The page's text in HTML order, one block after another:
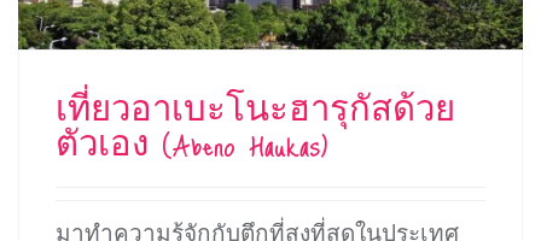
เที่ยวอาเบะโนะฮารุกัสด้วย
ตัวเอง (Abeno Haukas)
มาทำความรู้จักกับตึกที่สูงที่สุดในประเทศ